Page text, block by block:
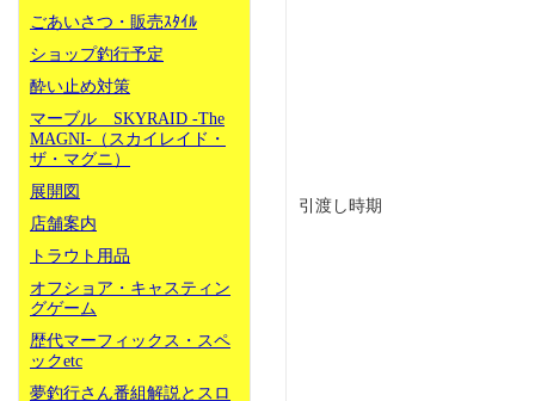
ごあいさつ・販売ｽﾀｲﾙ
ショップ釣行予定
酔い止め対策
マーブル SKYRAID -The
MAGNI-（スカイレイド・
ザ・マグニ）
展開図
店舗案内
トラウト用品
オフショア・キャスティン
グゲーム
歴代マーフィックス・スペ
ックetc
夢釣行さん番組解説とスロ
引渡し時期